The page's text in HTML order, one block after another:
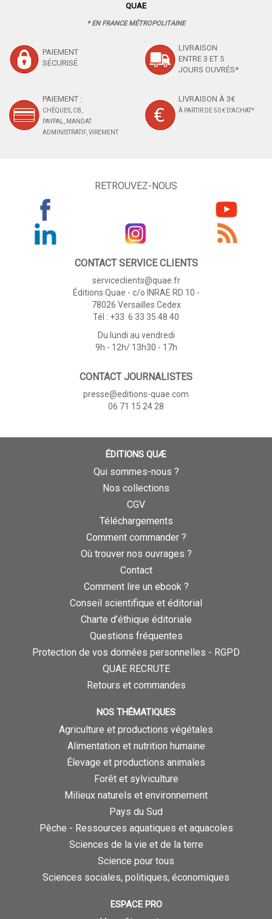
QUAE
* EN FRANCE MÉTROPOLITAINE
PAIEMENT
SÉCURISÉ
LIVRAISON
ENTRE 3 ET 5
JOURS OUVRÉS*
PAIEMENT :
CHÈQUES, CB,
PAYPAL, MANDAT
ADMINISTRATIF, VIREMENT
LIVRAISON À 3€
À PARTIR DE 50 € D'ACHAT*
RETROUVEZ-NOUS
CONTACT SERVICE CLIENTS
serviceclients@quae.fr
Éditions Quae - c/o INRAE RD 10 -
78026 Versailles Cedex
Tél : +33 6 33 35 48 40
Du lundi au vendredi
9h - 12h/ 13h30 - 17h
CONTACT JOURNALISTES
presse@editions-quae.com
06 71 15 24 28
ÉDITIONS QUÆ
Qui sommes-nous ?
Nos collections
CGV
Téléchargements
Comment commander ?
Où trouver nos ouvrages ?
Contact
Comment lire un ebook ?
Conseil scientifique et éditorial
Charte d’éthique éditoriale
Questions fréquentes
Protection de vos données personnelles - RGPD
QUAE RECRUTE
Retours et commandes
NOS THÉMATIQUES
Agriculture et productions végétales
Alimentation et nutrition humaine
Élevage et productions animales
Forêt et sylviculture
Milieux naturels et environnement
Pays du Sud
Pêche - Ressources aquatiques et aquacoles
Sciences de la vie et de la terre
Science pour tous
Sciences sociales, politiques, économiques
ESPACE PRO